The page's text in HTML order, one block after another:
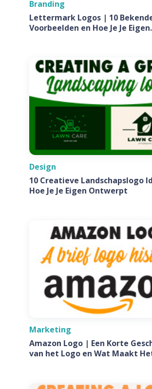
Branding
Lettermark Logos | 10
Voorbeelden en Hoe Je Je Eigen
Design
10 Creatieve Landschapslogo
Hoe Je Je Eigen Ontwerpt
Marketing
Amazon Logo | Een Korte
van het Logo en Wat Maakt